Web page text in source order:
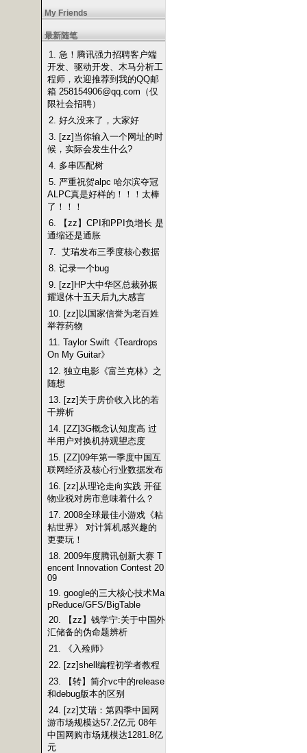
My Friends
最新随笔
1. 急！腾讯强力招聘客户端
开发、驱动开发、木马分析工
程师，欢迎推荐到我的QQ邮
箱 258154906@qq.com（仅
限社会招聘）
2. 好久没来了，大家好
3. [zz]当你输入一个网址的时
候，实际会发生什么?
4. 多串匹配树
5. 严重祝贺alpc 哈尔滨夺冠
ALPC真是好样的！！！太棒
了！！！
6. 【zz】CPI和PPI负增长 是
通缩还是通胀
7. 艾瑞发布三季度核心数据
8. 记录一个bug
9. [zz]HP大中华区总裁孙振
耀退休十五天后九大感言
10. [zz]以国家信誉为老百姓
举荐药物
11. Taylor Swift《Teardrops
On My Guitar》
12. 独立电影《富兰克林》之
随想
13. [zz]关于房价收入比的若
干辨析
14. [ZZ]3G概念认知度高 过
半用户对换机持观望态度
15. [ZZ]09年第一季度中国互
联网经济及核心行业数据发布
16. [zz]从理论走向实践 开征
物业税对房市意味着什么？
17. 2008全球最佳小游戏《粘
粘世界》 对计算机感兴趣的
更要玩！
18. 2009年度腾讯创新大赛 T
encent Innovation Contest 20
09
19. google的三大核心技术Ma
pReduce/GFS/BigTable
20. 【zz】钱学宁:关于中国外
汇储备的伪命题辨析
21. 《入殓师》
22. [zz]shell编程初学者教程
23. 【转】简介vc中的release
和debug版本的区别
24. [zz]艾瑞：第四季中国网
游市场规模达57.2亿元 08年
中国网购市场规模达1281.8亿
元